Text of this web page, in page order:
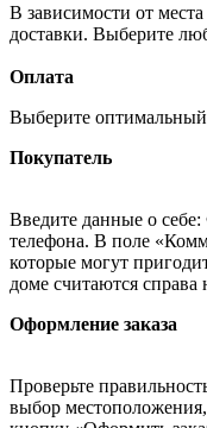
В зависимости от
доставки. Выберите
Оплата
Выберите
Покупатель
Введите данные о
телефона. В поле
которые могут
доме считаются справа
Оформление заказа
Проверьте
выбор